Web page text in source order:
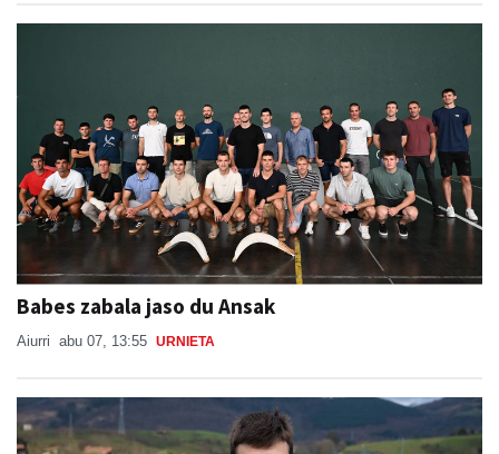
Babes zabala jaso du Ansak
Aiurri abu 07, 13:55 URNIETA